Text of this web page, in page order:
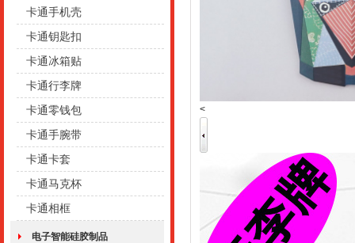
卡通手机壳
卡通钥匙扣
卡通冰箱贴
卡通行李牌
卡通零钱包
卡通手腕带
卡通卡套
卡通马克杯
卡通相框
电子智能硅胶制品
<